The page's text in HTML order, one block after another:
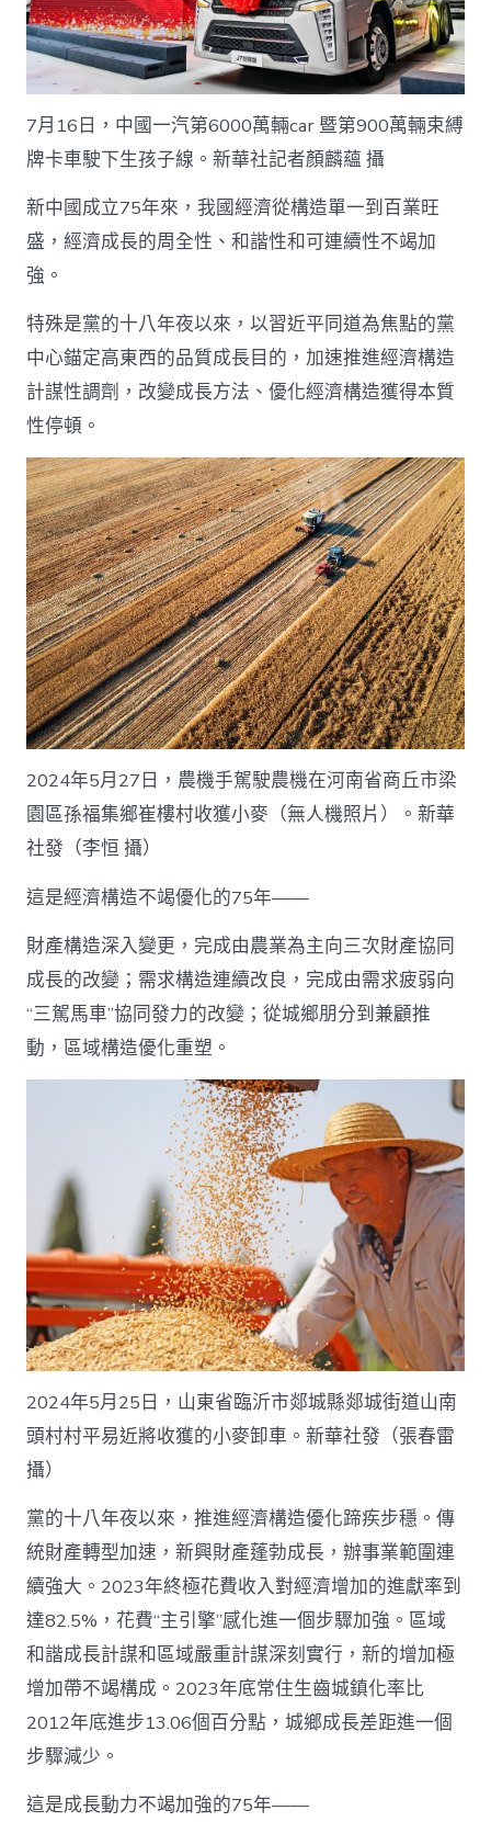
7月16日，中國一汽第6000萬輛car 暨第900萬輛束縛
牌卡車駛下生孩子線。新華社記者顏麟蘊 攝
新中國成立75年來，我國經濟從構造單一到百業旺
盛，經濟成長的周全性、和諧性和可連續性不竭加
強。
特殊是黨的十八年夜以來，以習近平同道為焦點的黨
中心錨定高東西的品質成長目的，加速推進經濟構造
計謀性調劑，改變成長方法、優化經濟構造獲得本質
性停頓。
2024年5月27日，農機手駕駛農機在河南省商丘市梁
園區孫福集鄉崔樓村收獲小麥（無人機照片）。新華
社發（李恒 攝）
這是經濟構造不竭優化的75年——
財產構造深入變更，完成由農業為主向三次財產協同
成長的改變；需求構造連續改良，完成由需求疲弱向
“三駕馬車”協同發力的改變；從城鄉朋分到兼顧推
動，區域構造優化重塑。
2024年5月25日，山東省臨沂市郯城縣郯城街道山南
頭村村平易近將收獲的小麥卸車。新華社發（張春雷
攝）
黨的十八年夜以來，推進經濟構造優化蹄疾步穩。傳
統財產轉型加速，新興財產蓬勃成長，辦事業範圍連
續強大。2023年終極花費收入對經濟增加的進獻率到
達82.5%，花費“主引擎”感化進一個步驟加強。區域
和諧成長計謀和區域嚴重計謀深刻實行，新的增加極
增加帶不竭構成。2023年底常住生齒城鎮化率比
2012年底進步13.06個百分點，城鄉成長差距進一個
步驟減少。
這是成長動力不竭加強的75年——